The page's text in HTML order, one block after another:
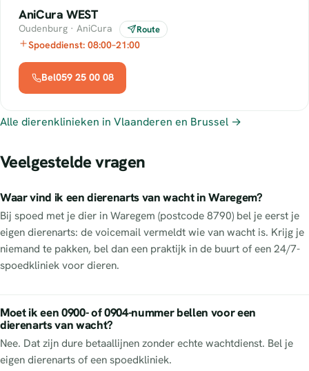
AniCura WEST
Oudenburg · AniCura Route
Spoeddienst: 08:00–21:00
Bel059 25 00 08
Alle dierenklinieken in Vlaanderen en Brussel →
Veelgestelde vragen
Waar vind ik een dierenarts van wacht in Waregem?
Bij spoed met je dier in Waregem (postcode 8790) bel je eerst je
eigen dierenarts: de voicemail vermeldt wie van wacht is. Krijg je
niemand te pakken, bel dan een praktijk in de buurt of een 24/7-
spoedkliniek voor dieren.
Moet ik een 0900- of 0904-nummer bellen voor een
dierenarts van wacht?
Nee. Dat zijn dure betaallijnen zonder echte wachtdienst. Bel je
eigen dierenarts of een spoedkliniek.